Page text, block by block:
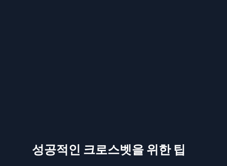
성공적인 크로스벳을 위한 팁